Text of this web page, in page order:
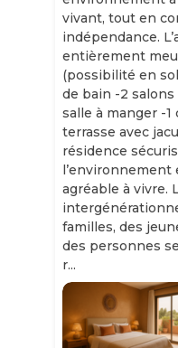
vivant, tout en
indépendance.
entièrement
(possibilité en
de bain -2
salle à manger -
terrasse avec
résidence
l’environnement
agréable à vivre.
familles, des
des personnes
r...
Slide 1 of 11